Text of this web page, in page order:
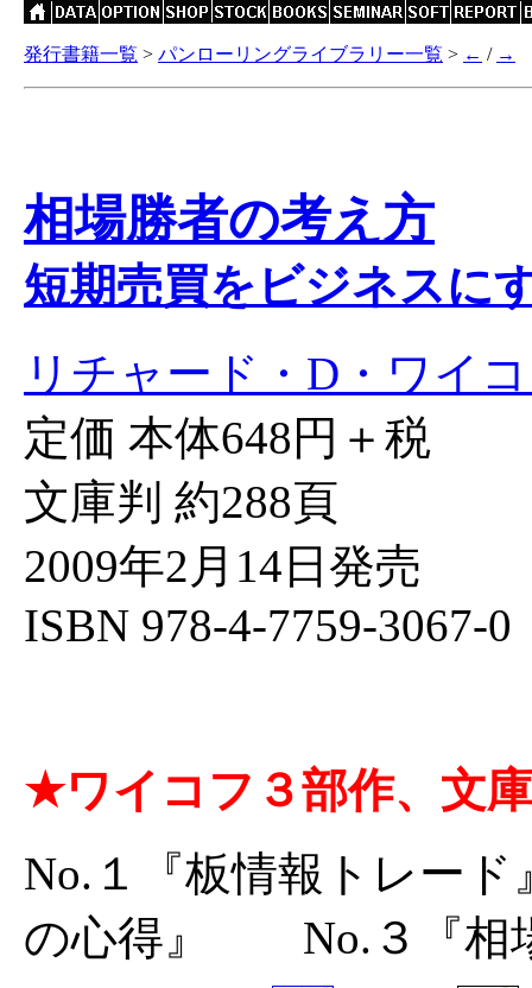
発行書籍一覧 > パンローリングライブラリー一覧 > ← / →
相場勝者の考え方
短期売買をビジネスに
リチャード・D・ワイ
定価 本体648円＋税
文庫判 約288頁
2009年2月14日発売
ISBN 978-4-7759-3067-
★ワイコフ３部作、文
No.１『板情報トレー
の心得』 No.３『相